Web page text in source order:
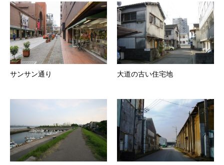
サンサン通り 大道の古い住宅地